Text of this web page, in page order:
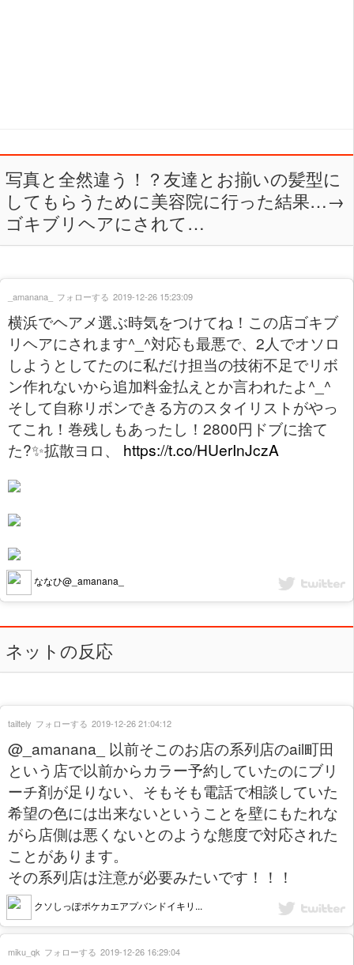
写真と全然違う！？友達とお揃いの髪型に
してもらうために美容院に行った結果…→
ゴキブリヘアにされて…
横浜でヘアメ選ぶ時気をつけてね！この店ゴキブ
リヘアにされます^_^対応も最悪で、2人でオソロ
しようとしてたのに私だけ担当の技術不足でリボ
ン作れないから追加料金払えとか言われたよ^_^
そして自称リボンできる方のスタイリストがやっ
てこれ！巻残しもあったし！2800円ドブに捨て
た?✨拡散ヨロ、 https://t.co/HUerInJczA
ななひ@_amanana_
_amanana_ フォローする 2019-12-26 15:23:09
ネットの反応
@_amanana_ 以前そこのお店の系列店のail町田
という店で以前からカラー予約していたのにブリ
ーチ剤が足りない、そもそも電話で相談していた
希望の色には出来ないということを壁にもたれな
がら店側は悪くないとのような態度で対応された
ことがあります。
その系列店は注意が必要みたいです！！！
クソしっぽポケカエアプバンドイキリ...
tailtely フォローする 2019-12-26 21:04:12
miku_qk フォローする 2019-12-26 16:29:04